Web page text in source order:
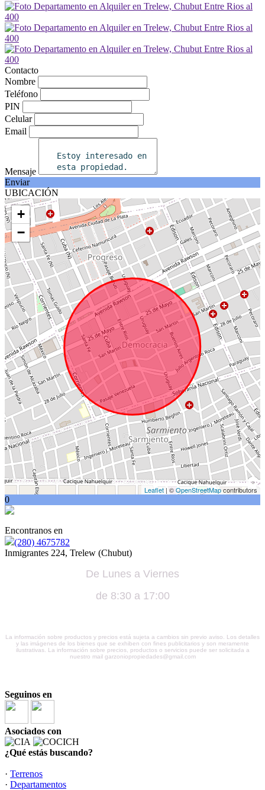
Contacto
Nombre
Teléfono
PIN
Celular
Email
Mensaje
Enviar
UBICACIÓN
+
−
Leaflet | ©OpenStreetMapcontributors
0
Encontranos en
(280) 4675782
Inmigrantes 224, Trelew (Chubut)
De Lunes a Viernes
de 8:30 a 17:00
La información sobre productos y precios está sujeta a cambios sin previo aviso. Los detalles
y las imágenes de los bienes que se exhiben con fines publicitarios y son meramente
ilustrativas. La información sobre precios, productos o servicios puede ser solicitada a
nuestro mail garzoniopropiedades@gmail.com
Seguinos en
Asociados con
¿Qué estás buscando?
· Terrenos
· Departamentos